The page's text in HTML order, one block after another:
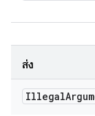
ส่ง
Illegal